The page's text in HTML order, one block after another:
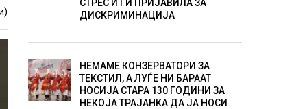
СТРЕС И ГИ ПРИЈАВИЛА ЗА
ДИСКРИМИНАЦИЈА
НЕМАМЕ КОНЗЕРВАТОРИ ЗА
ТЕКСТИЛ, А ЛУЃЕ НИ БАРААТ
НОСИЈА СТАРА 130 ГОДИНИ ЗА
НЕКОЈА ТРАЈАНКА ДА ЈА НОСИ